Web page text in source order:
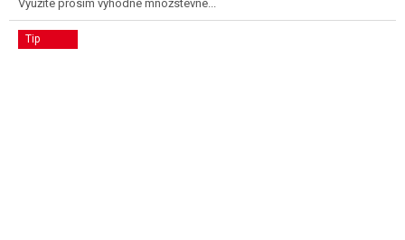
Využite prosím výhodné množstevné...
Tip